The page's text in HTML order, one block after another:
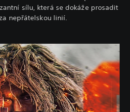
sílu, která se dokáže prosadit
nepřátelskou linií.